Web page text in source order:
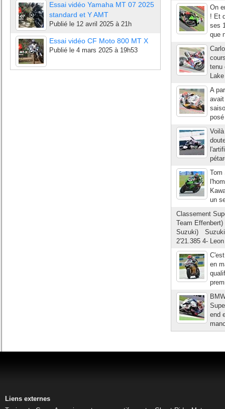
Essai vidéo Yamaha MT 07 2025
standard et Y AMT
Publié le 12 avril 2025 à 21h
Essai vidéo CF Moto 800 MT X
Publié le 4 mars 2025 à 19h53
On
! Et
ses
que
tenu
A
Tom
un
Classement
Team
Suzuki) Suzuki
2′21.385 4-
en
end
Liens externes